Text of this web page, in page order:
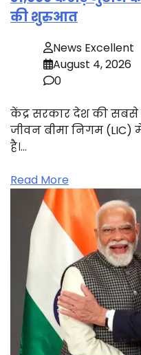
की शुरुआत
News Excellent
August 4, 2026
0
केंद्र सरकार देश की सबसे
जीवन बीमा निगम (LIC)
है।…
Read More